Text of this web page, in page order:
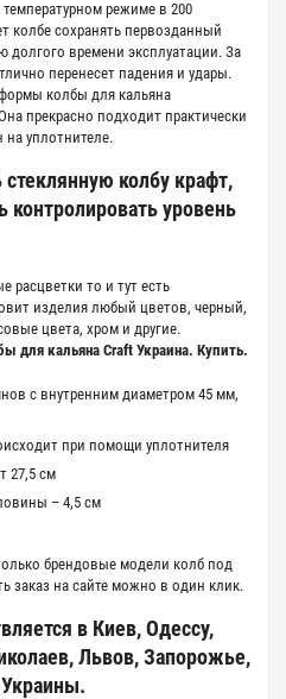
режиме в 200
колбе сохранять первозданный
времени эксплуатации. За
перенесет падения и удары.
колбы для кальяна
прекрасно подходит практически
уплотнителе.
колбу крафт,
уровень
расцветки то и тут есть
изделия любый цветов, черный,
цвета, хром и другие.
для кальяна Craft Украина. Купить.
с внутренним диаметром 45 мм,
при помощи уплотнителя
27,5 см
– 4,5 см
брендовые модели колб под
заказ на сайте можно в один клик.
в Киев, Одессу,
Львов, Запорожье,